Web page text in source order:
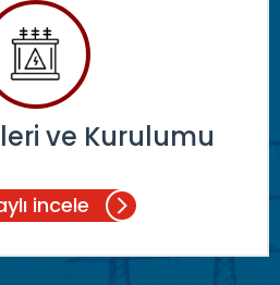
ve Kurulumu
incele